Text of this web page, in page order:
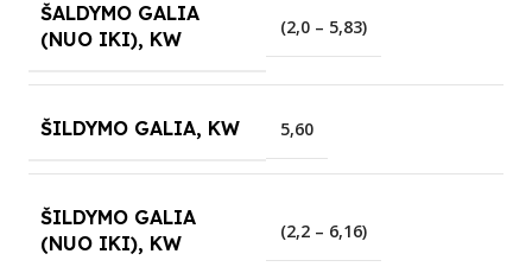
ŠALDYMO GALIA
(NUO IKI), KW
(2,0 – 5,83)
ŠILDYMO GALIA, KW 5,60
ŠILDYMO GALIA
(NUO IKI), KW
(2,2 – 6,16)